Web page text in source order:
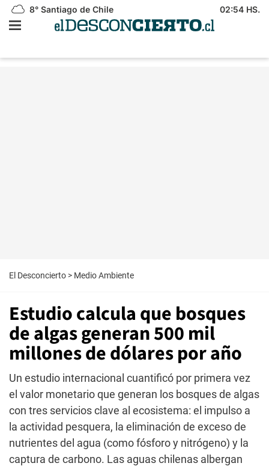
8° Santiago de Chile 02:54 HS.
El Desconcierto > Medio Ambiente
Estudio calcula que bosques
de algas generan 500 mil
millones de dólares por año
Un estudio internacional cuantificó por primera vez
el valor monetario que generan los bosques de algas
con tres servicios clave al ecosistema: el impulso a
la actividad pesquera, la eliminación de exceso de
nutrientes del agua (como fósforo y nitrógeno) y la
captura de carbono. Las aguas chilenas albergan